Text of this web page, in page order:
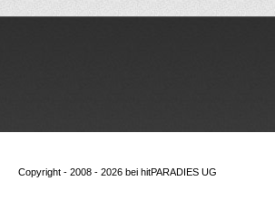
Copyright - 2008 - 2026 bei hitPARADIES UG